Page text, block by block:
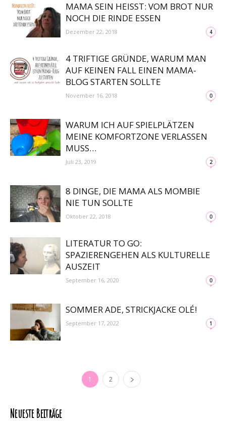
MAMA SEIN HEISST: VOM BROT NUR N
OCH DIE RINDE ESSEN
Dezember 22, 2018 4
4 TRIFTIGE GRÜNDE, WARUM MAN
AUF KEINEN FALL EINEN MAMA-
BLOG STARTEN SOLLTE
November 16, 2018 0
WARUM ICH AUF SPIELPLÄTZEN
MEINE KOMFORTZONE VERLASSEN
MUSS…
Juli 23, 2019 2
8 DINGE, DIE MAMA ALS MOMBIE
NIE TUN SOLLTE
Oktober 22, 2018 0
LITERATUR TO GO:
SPAZIERENGEHEN ALS KULTURELLE
AUSZEIT
September 16, 2020 0
SOMMER ADE, STRICKJACKE OLÉ!
September 17, 2022 1
1 2
Neueste Beiträge